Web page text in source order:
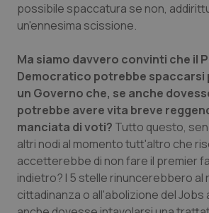
Umbria
Valle D’Aosta
Veneto
Oftalmologia
Oncodermatologia
Oncoematologia
Oncologia & Nutrizione
Psoriasi & pelle
Quotidiano Cardiologia
possibile spaccatura se non,
un'ennesima scissione.
Ma siamo davvero convinti che il
Democratico potrebbe spaccarsi
un Governo che, se anche
potrebbe avere vita breve
manciata di voti? Tutto questo,
altri nodi al momento tutt'altro che
accetterebbe di non fare il premier
indietro? I 5 stelle rinuncerebbero al
cittadinanza o all'abolizione del Jobs